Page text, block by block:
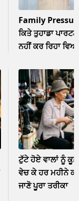
Family
ਕਿਤੇ ਤੁਹਾਡਾ
ਨਹੀਂ ਕਰ ਰਿਹਾ
ਟੁੱਟੇ ਹੋਏ ਵਾਲਾਂ ਨੂੰ
ਵੇਚ ਕੇ ਹਰ ਮਹੀਨੇ
ਜਾਣੋ ਪੂਰਾ ਤਰੀਕਾ